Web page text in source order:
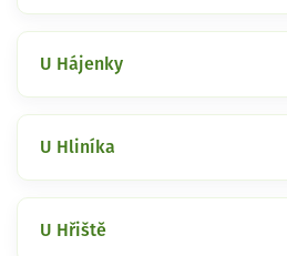
U Hájenky
U Hliníka
U Hřiště